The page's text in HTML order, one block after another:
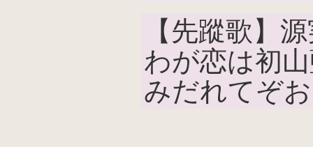
【先蹤歌】
わが恋は初
みだれてぞ